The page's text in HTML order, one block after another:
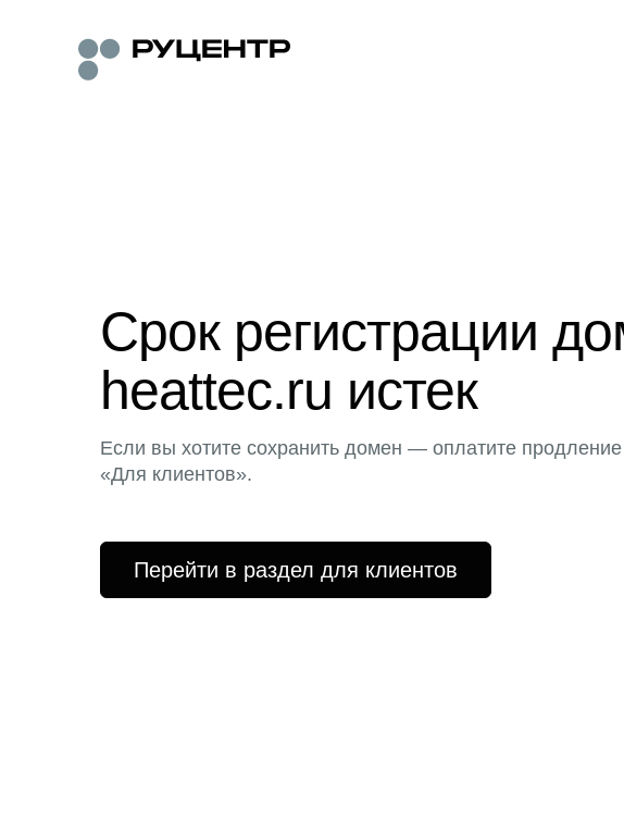
Срок регистрации
heattec.ru истек
Если вы хотите сохранить домен — оплатите
«Для клиентов».
Перейти в раздел для клиентов